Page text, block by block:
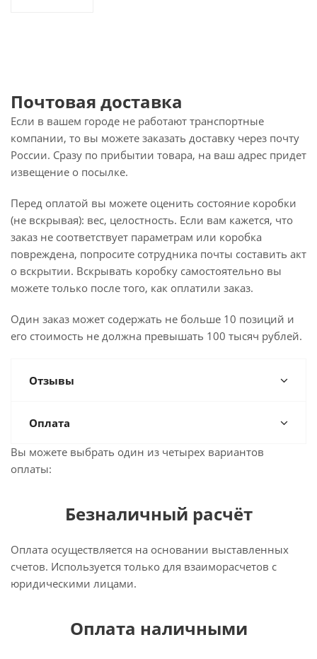
Почтовая доставка
Если в вашем городе не работают транспортные
компании, то вы можете заказать доставку через почту
России. Сразу по прибытии товара, на ваш адрес придет
извещение о посылке.
Перед оплатой вы можете оценить состояние коробки
(не вскрывая): вес, целостность. Если вам кажется, что
заказ не соответствует параметрам или коробка
повреждена, попросите сотрудника почты составить акт
о вскрытии. Вскрывать коробку самостоятельно вы
можете только после того, как оплатили заказ.
Один заказ может содержать не больше 10 позиций и
его стоимость не должна превышать 100 тысяч рублей.
Отзывы
Оплата
Вы можете выбрать один из четырех вариантов
оплаты:
Безналичный расчёт
Оплата осуществляется на основании выставленных
счетов. Используется только для взаиморасчетов с
юридическими лицами.
Оплата наличными